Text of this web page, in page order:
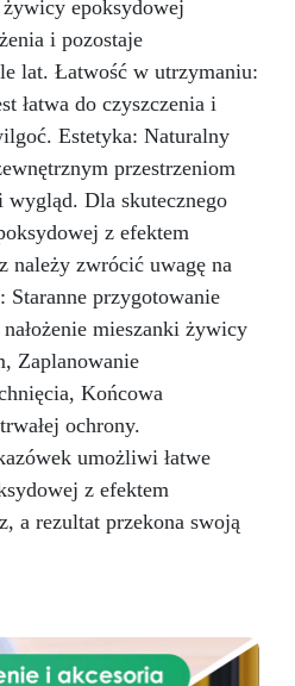
Odpowiedni do
i innych porowatych
z silikonu zapewnia
nakładanie.
Łatwy
z silikonu łatwo czyści
co sprawia, że jest
doskonałym stanie. Jeśli
żywice równomiernie i
pieniądze dzięki
użytku, kup już teraz
silikonu do żywic!
żywicy epoksydowej
i pozostaje
lat. Łatwość w utrzymaniu:
łatwa do czyszczenia i
Estetyka: Naturalny
przestrzeniom
wygląd. Dla skutecznego
z efektem
należy zwrócić uwagę na
Staranne przygotowanie
mieszanki żywicy
Zaplanowanie
Końcowa
ochrony.
umożliwi łatwe
z efektem
a rezultat przekona swoją